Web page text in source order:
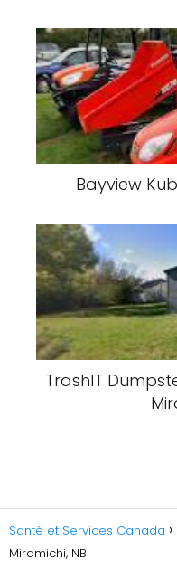
Bayview
TrashIT
Santé et Services Canada
Miramichi, NB